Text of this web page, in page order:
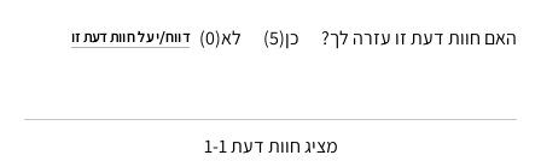
האם חוות דעת זו עזרה לך? 5
0 דווח/י על חוות דעת זו
מציג חוות דעת1-1